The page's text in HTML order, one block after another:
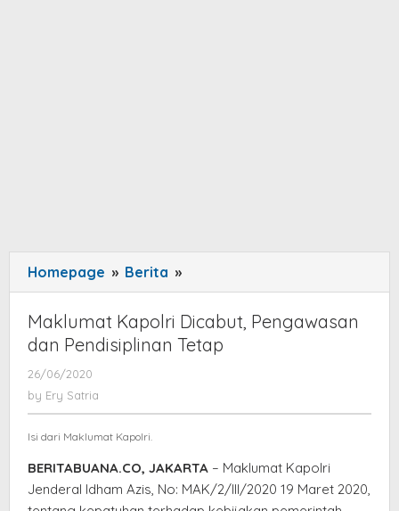
Homepage » Berita »
Kapolri
Dicabut,
Pengawasan
Maklumat Kapolri Dicabut, Pengawasan
dan Pendisiplinan Tetap
26/06/2020
by Ery Satria
Isi dari Maklumat Kapolri.
BERITABUANA.CO, JAKARTA – Maklumat Kapolri
Jenderal Idham Azis, No: MAK/2/III/2020 19 Maret 2020,